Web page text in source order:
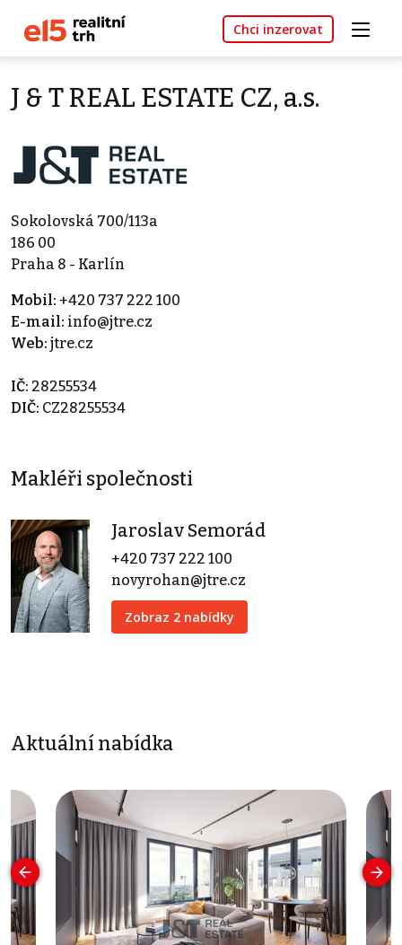
Chci inzerovat
J & T REAL ESTATE CZ, a.s.
Sokolovská 700/113a
186 00
Praha 8 - Karlín
Mobil: +420 737 222 100
E-mail: info@jtre.cz
Web: jtre.cz
IČ: 28255534
DIČ: CZ28255534
Makléři společnosti
Jaroslav Semorád
+420 737 222 100
novyrohan@jtre.cz
Zobraz 2 nabídky
Aktuální nabídka